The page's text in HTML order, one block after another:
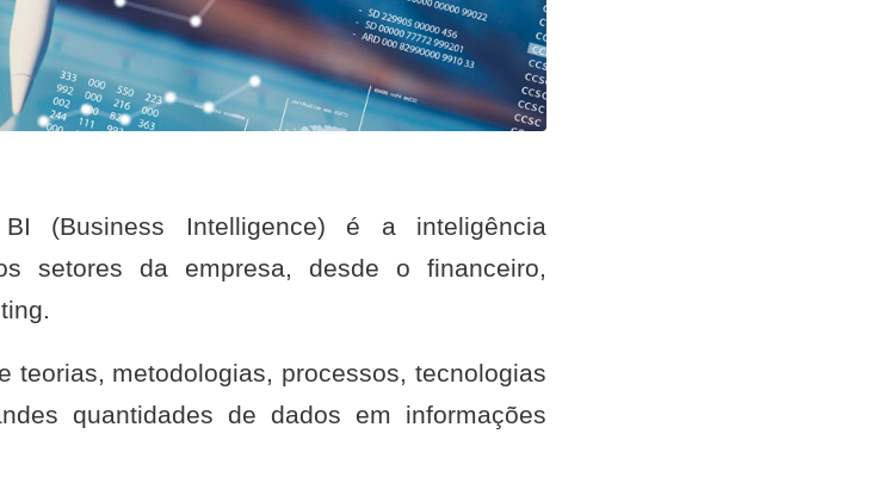
(Business Intelligence) é a inteligência
setores da empresa, desde o financeiro,
teorias, metodologias, processos, tecnologias
quantidades de dados em informações